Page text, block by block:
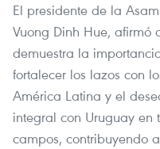
El presidente de la
Vuong Dinh Hue, afirmó
demuestra la
fortalecer los lazos con
América Latina y el
integral con Uruguay en
campos, contribuyendo